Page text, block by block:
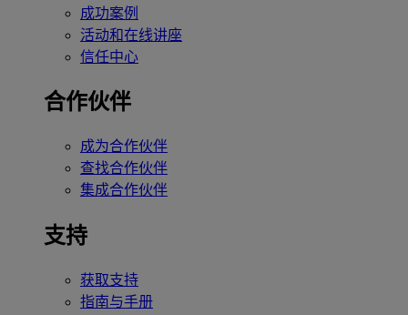
成功案例
活动和在线讲座
信任中心
合作伙伴
成为合作伙伴
查找合作伙伴
集成合作伙伴
支持
获取支持
指南与手册